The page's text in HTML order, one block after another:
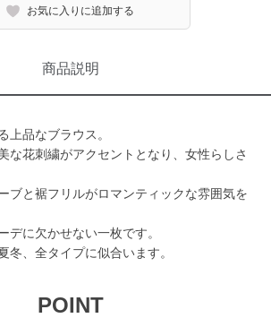
お気に入りに追加する
商品説明
上品なブラウス。
な花刺繍がアクセントとなり、女性らしさ
ブと裾フリルがロマンティックな雰囲気を
デに欠かせない一枚です。
冬、全タイプに似合います。
POINT